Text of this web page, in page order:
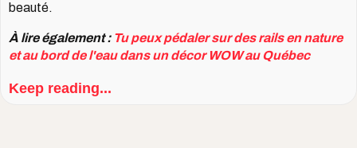
beauté.
À lire également : Tu peux pédaler sur des rails en nature
et au bord de l'eau dans un décor WOW au Québec
Keep reading...